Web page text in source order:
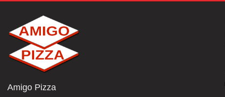
Amigo Pizza